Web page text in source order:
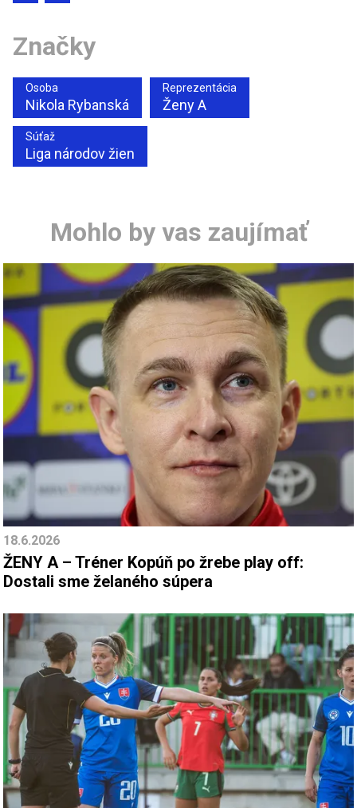
Značky
Osoba
Nikola Rybanská
Reprezentácia
Ženy A
Súťaž
Liga národov žien
Mohlo by vas zaujímať
18.6.2026
ŽENY A – Tréner Kopúň po žrebe play off:
Dostali sme želaného súpera